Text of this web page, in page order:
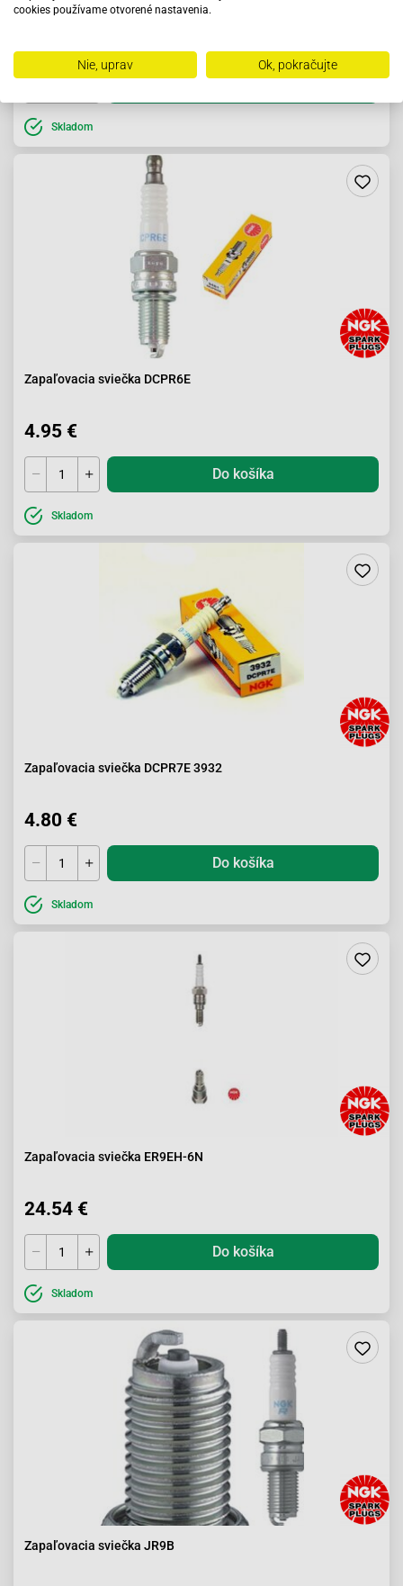
Skladom
Zapaľovacia sviečka DCPR6E
4.95 €
Do košíka
Skladom
Zapaľovacia sviečka DCPR7E 3932
4.80 €
Do košíka
Skladom
Zapaľovacia sviečka ER9EH-6N
24.54 €
Do košíka
Skladom
Zapaľovacia sviečka JR9B
cookies používame otvorené nastavenia.
Nie, uprav Ok, pokračujte